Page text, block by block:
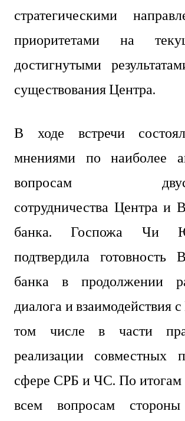
стратегическими
приоритетами на
достигнутыми
существования Центра.
В ходе встречи
мнениями по наиболее
вопросам
сотрудничества Центра и
банка. Госпожа Чи
подтвердила готовность
банка в продолжении
диалога и взаимодействия
том числе в части
реализации совместных
сфере СРБ и ЧС. По итогам
всем вопросам стороны